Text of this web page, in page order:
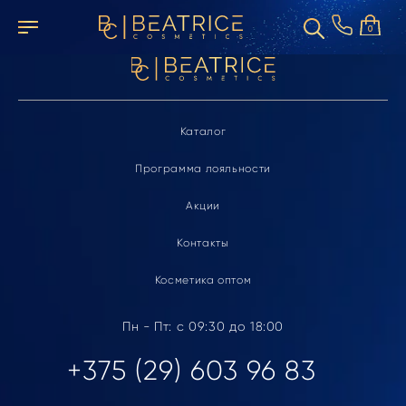
0
Элемент не найден
Каталог
Программа лояльности
Акции
Контакты
Косметика оптом
Пн - Пт: с 09:30 до 18:00
+375 (29) 603 96 83